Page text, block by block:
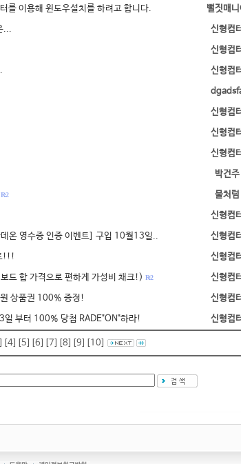
를 이용해 윈도우설치를 하려고 합니다. 뻘짓매
... 신형컴터
신형컴터
신형컴터
신형컴터
신형컴터
신형컴터
박건주
R: 2 물처럼
신형컴터
온 영수증 인증 이벤트] 구입 10월13일.. 신형컴터
!!! 신형컴터
드 합 가격으로 편하게 가성비 채크!) R: 2 신형컴터
상품권 100% 증정! 신형컴터
일 부터 100% 당첨 RADE"ON"하라! 신형컴터
[4] [5] [6] [7] [8] [9] [10]